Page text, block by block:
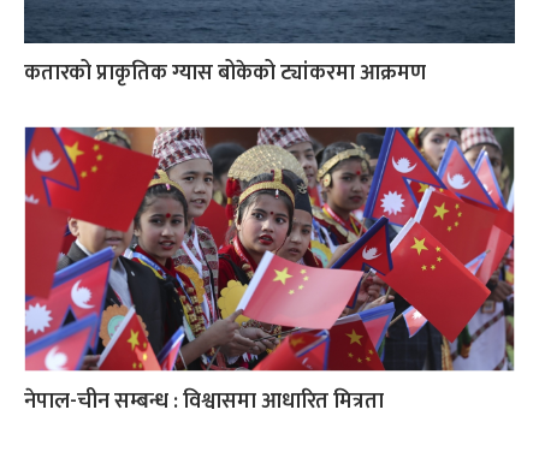
कतारको प्राकृतिक ग्यास बोकेको ट्यांकरमा आक्रमण
नेपाल-चीन सम्बन्ध : विश्वासमा आधारित मित्रता